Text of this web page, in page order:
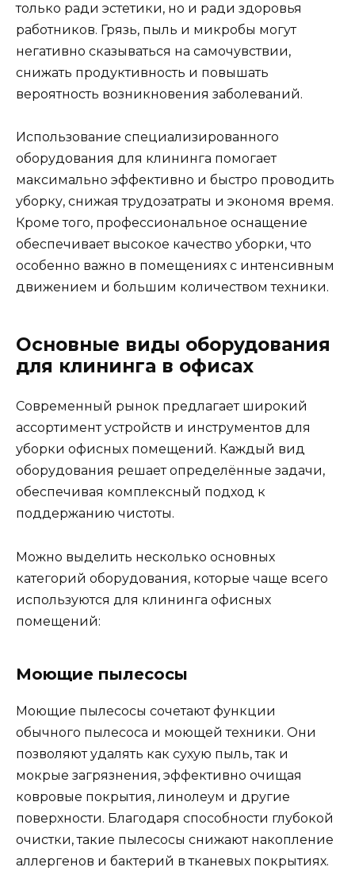
только ради эстетики, но и ради здоровья
работников. Грязь, пыль и микробы могут
негативно сказываться на самочувствии,
снижать продуктивность и повышать
вероятность возникновения заболеваний.
Использование специализированного
оборудования для клининга помогает
максимально эффективно и быстро проводить
уборку, снижая трудозатраты и экономя время.
Кроме того, профессиональное оснащение
обеспечивает высокое качество уборки, что
особенно важно в помещениях с интенсивным
движением и большим количеством техники.
Основные виды оборудования
для клининга в офисах
Современный рынок предлагает широкий
ассортимент устройств и инструментов для
уборки офисных помещений. Каждый вид
оборудования решает определённые задачи,
обеспечивая комплексный подход к
поддержанию чистоты.
Можно выделить несколько основных
категорий оборудования, которые чаще всего
используются для клининга офисных
помещений:
Моющие пылесосы
Моющие пылесосы сочетают функции
обычного пылесоса и моющей техники. Они
позволяют удалять как сухую пыль, так и
мокрые загрязнения, эффективно очищая
ковровые покрытия, линолеум и другие
поверхности. Благодаря способности глубокой
очистки, такие пылесосы снижают накопление
аллергенов и бактерий в тканевых покрытиях.